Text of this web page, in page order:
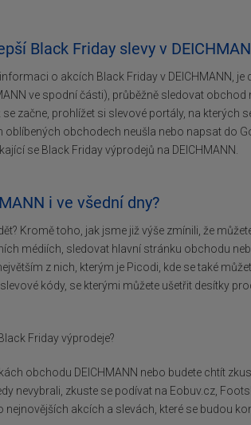
Black Friday slevy v
o akcích Black Friday v DEICHMANN, je
ve spodní části), průběžně sledovat obchod
začne, prohlížet si slevové portály, na kterých
oblíbených obchodech neušla nebo napsat do
se Black Friday výprodejů na DEICHMANN.
i ve všední dny?
Kromě toho, jak jsme již výše zmínili, že
médiích, sledovat hlavní stránku obchodu
z nich, kterým je Picodi, kde se také
kódy, se kterými můžete ušetřit desítky
Friday výprodeje?
obchodu DEICHMANN nebo budete chtít
nevybrali, zkuste se podívat na Eobuv.cz,
akcích a slevách, které se budou